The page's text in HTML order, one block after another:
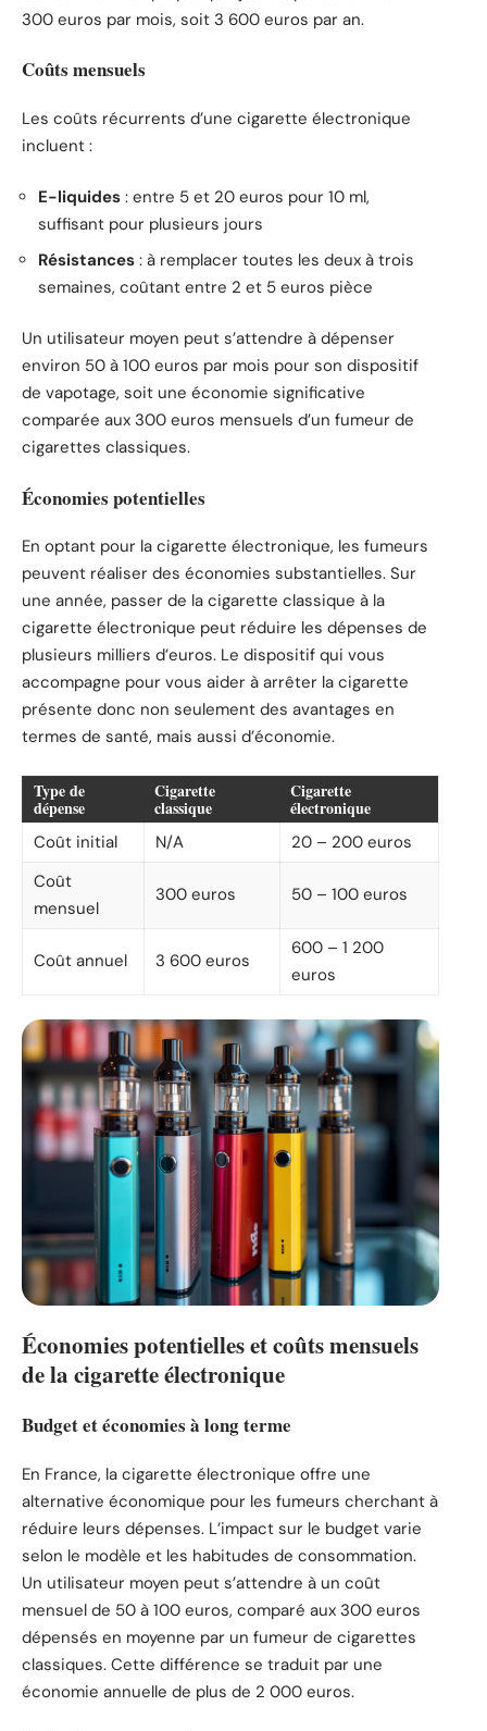
300 euros par mois, soit 3 600 euros par an.
Coûts mensuels
Les coûts récurrents d’une cigarette électronique
incluent :
E-liquides : entre 5 et 20 euros pour 10 ml,
suffisant pour plusieurs jours
Résistances : à remplacer toutes les deux à trois
semaines, coûtant entre 2 et 5 euros pièce
Un utilisateur moyen peut s’attendre à dépenser
environ 50 à 100 euros par mois pour son dispositif
de vapotage, soit une économie significative
comparée aux 300 euros mensuels d’un fumeur de
cigarettes classiques.
Économies potentielles
En optant pour la cigarette électronique, les fumeurs
peuvent réaliser des économies substantielles. Sur
une année, passer de la cigarette classique à la
cigarette électronique peut réduire les dépenses de
plusieurs milliers d’euros. Le dispositif qui vous
accompagne pour vous aider à arrêter la cigarette
présente donc non seulement des avantages en
termes de santé, mais aussi d’économie.
Type de
dépense
Cigarette
classique
Cigarette
électronique
Coût initial N/A
20 – 200 euros
Coût
mensuel
300 euros 50 – 100 euros
Coût annuel 3 600 euros
600 – 1 200
euros
Économies potentielles et coûts mensuels
de la cigarette électronique
Budget et économies à long terme
En France, la cigarette électronique offre une
alternative économique pour les fumeurs cherchant à
réduire leurs dépenses. L’impact sur le budget varie
selon le modèle et les habitudes de consommation.
Un utilisateur moyen peut s’attendre à un coût
mensuel de 50 à 100 euros, comparé aux 300 euros
dépensés en moyenne par un fumeur de cigarettes
classiques. Cette différence se traduit par une
économie annuelle de plus de 2 000 euros.